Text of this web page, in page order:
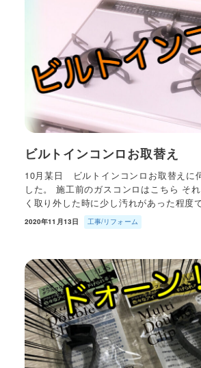
ビルトインコンロお取替え
10月某日 ビルトインコンロお取替えに
した。 施工前のガスコンロはこちら そ
く取り外した時に少し汚れがあった程度
2020年11月13日 工事/リフォーム